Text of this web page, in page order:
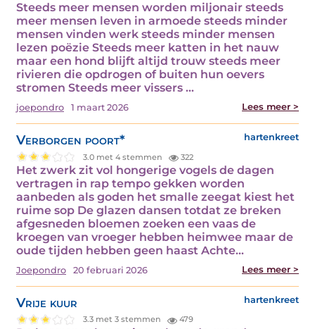
Steeds meer mensen worden miljonair steeds
meer mensen leven in armoede steeds minder
mensen vinden werk steeds minder mensen
lezen poëzie Steeds meer katten in het nauw
maar een hond blijft altijd trouw steeds meer
rivieren die opdrogen of buiten hun oevers
stromen Steeds meer vissers ...
joepondro 1 maart 2026 Lees meer >
Verborgen poort* hartenkreet
3.0 met 4 stemmen 322
Het zwerk zit vol hongerige vogels de dagen
vertragen in rap tempo gekken worden
aanbeden als goden het smalle zeegat kiest het
ruime sop De glazen dansen totdat ze breken
afgesneden bloemen zoeken een vaas de
kroegen van vroeger hebben heimwee maar de
oude tijden hebben geen haast Achte...
Joepondro 20 februari 2026 Lees meer >
Vrije kuur hartenkreet
3.3 met 3 stemmen 479